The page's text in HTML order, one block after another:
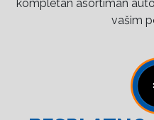
kompletan asortiman
vašim